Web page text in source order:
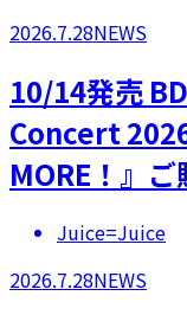
2026.7.28NEWS
10/14発売
Concert
MORE！』
Juice=Juice
2026.7.28NEWS